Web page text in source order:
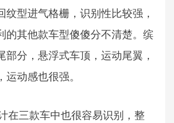
纹型进气格栅，识别性比较强，
的其他款车型傻傻分不清楚。缤
部分，悬浮式车顶，运动尾翼，
动感也很强。
在三款车中也很容易识别，整